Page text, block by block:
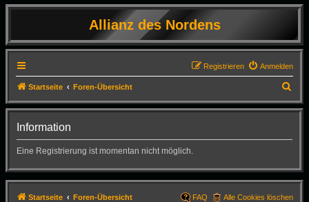
Allianz des Nordens
Anmelden
Registrieren
Startseite Foren-Übersicht
u
Information
Eine Registrierung ist momentan nicht möglich.
Startseite Foren-Übersicht Alle Cookies löschen
FAQ